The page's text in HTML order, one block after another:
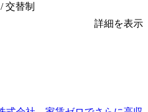
交替制
詳細を表示